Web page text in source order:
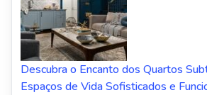
Descubra o Encanto dos Quartos
Espaços de Vida Sofisticados e